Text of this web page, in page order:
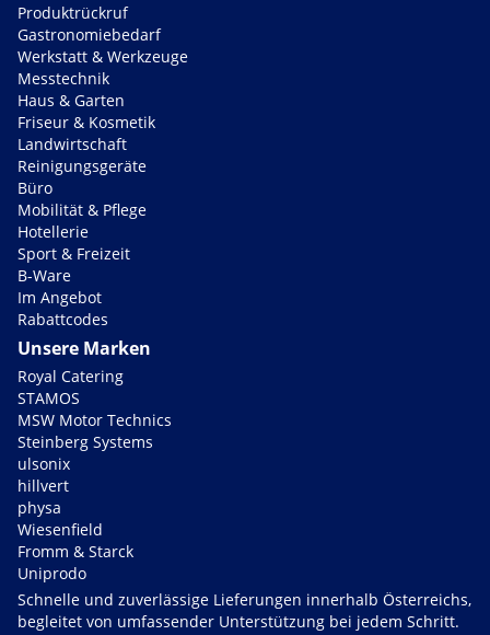
Produktrückruf
Gastronomiebedarf
Werkstatt & Werkzeuge
Messtechnik
Haus & Garten
Friseur & Kosmetik
Landwirtschaft
Reinigungsgeräte
Büro
Mobilität & Pflege
Hotellerie
Sport & Freizeit
B-Ware
Im Angebot
Rabattcodes
Unsere Marken
Royal Catering
STAMOS
MSW Motor Technics
Steinberg Systems
ulsonix
hillvert
physa
Wiesenfield
Fromm & Starck
Uniprodo
Schnelle und zuverlässige Lieferungen innerhalb Österreichs,
begleitet von umfassender Unterstützung bei jedem Schritt.